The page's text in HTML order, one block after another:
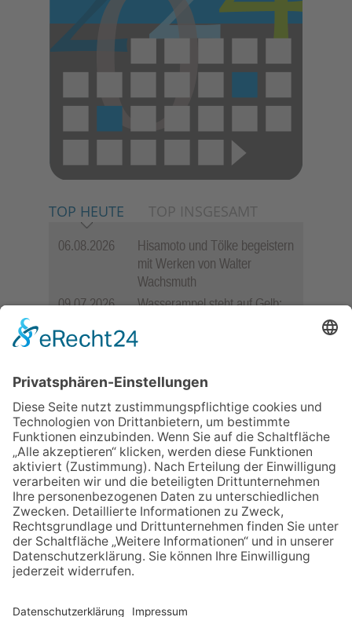
TOP HEUTE TOP INSGESAMT
06.08.2026
Hisamoto und Tölke begeistern
mit Werken von Walter
Wachsmuth
09.07.2026
Wasserampel steht auf Gelb:
auf
für Friedrichsdorf?
12.05.2026
Zweisprachige Lesung im 7.
Himmel: Vom Geschenk zum
60. Geburtstag zur Autoren-
Karriere
11.05.2026
FREIE WÄHLER Bad
Homburg starten
Bürgerumfrage für Berliner
Siedlung und
Gartenfeldsiedlung